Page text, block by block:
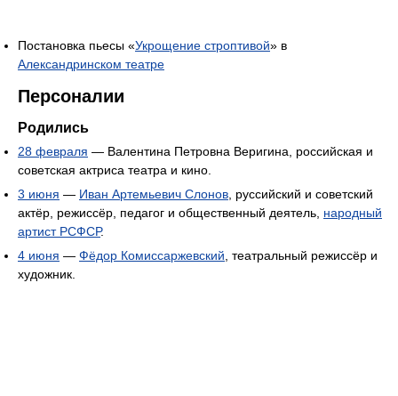
Постановка пьесы «Укрощение строптивой» в
Александринском театре
Персоналии
Родились
28 февраля — Валентина Петровна Веригина, российская и
советская актриса театра и кино.
3 июня — Иван Артемьевич Слонов , руссийский и советский
актёр, режиссёр, педагог и общественный деятель, народный
артист РСФСР.
4 июня — Фёдор Комиссаржевский , театральный режиссёр и
художник.